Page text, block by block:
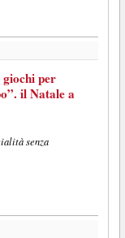
per
il Natale a
senza